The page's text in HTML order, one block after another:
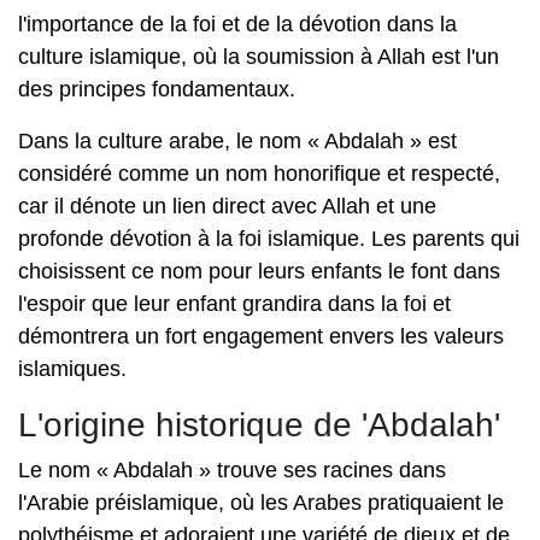
l'importance de la foi et de la dévotion dans la
culture islamique, où la soumission à Allah est l'un
des principes fondamentaux.
Dans la culture arabe, le nom « Abdalah » est
considéré comme un nom honorifique et respecté,
car il dénote un lien direct avec Allah et une
profonde dévotion à la foi islamique. Les parents qui
choisissent ce nom pour leurs enfants le font dans
l'espoir que leur enfant grandira dans la foi et
démontrera un fort engagement envers les valeurs
islamiques.
L'origine historique de 'Abdalah'
Le nom « Abdalah » trouve ses racines dans
l'Arabie préislamique, où les Arabes pratiquaient le
polythéisme et adoraient une variété de dieux et de